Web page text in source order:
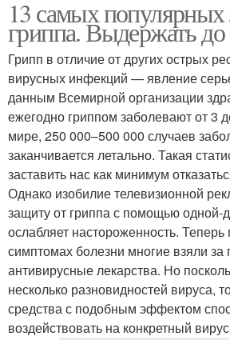
13 самых популярных
гриппа. Выдержать
Грипп в отличие от других острых
вирусных инфекций — явление
данным Всемирной организации
ежегодно гриппом заболевают от 3
мире, 250 000–500 000 случаев
заканчивается летально. Такая
заставить нас как минимум
Однако изобилие телевизионной
защиту от гриппа с помощью одной-
ослабляет настороженность.
симптомах болезни многие взяли за
антивирусные лекарства. Но
несколько разновидностей вируса,
средства с подобным эффектом
воздействовать на конкретный